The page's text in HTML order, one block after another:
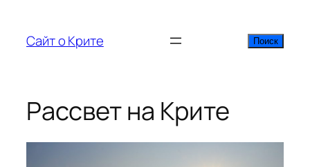
содержимому
Сайт о Крите Поиск
Поиск
Рассвет на Крите